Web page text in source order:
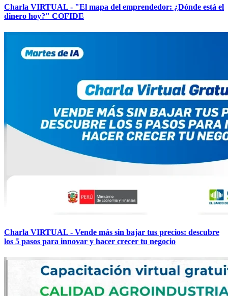
Charla VIRTUAL - "El mapa del emprendedor: ¿Dónde está el
dinero hoy?" COFIDE
Charla VIRTUAL - Vende más sin bajar tus precios: descubre
los 5 pasos para innovar y hacer crecer tu negocio